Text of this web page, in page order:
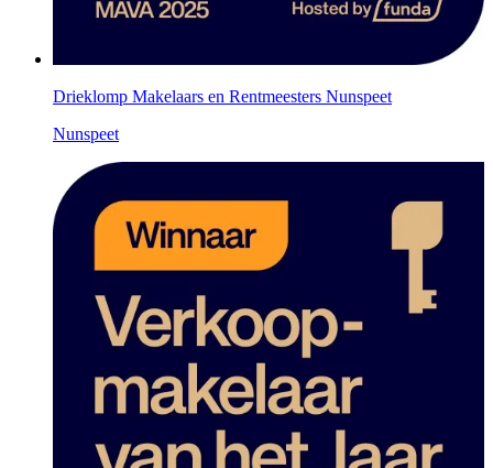
Drieklomp Makelaars en Rentmeesters Nunspeet
Nunspeet